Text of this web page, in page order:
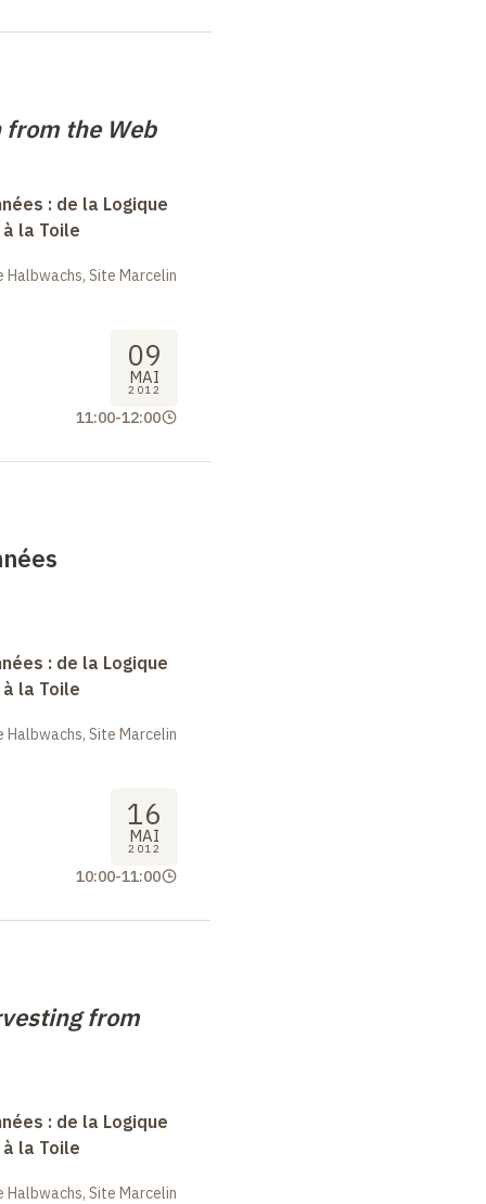
the Web
: de la Logique
la Toile
Site Marcelin
09
MAI
2012
11:00-12:00
: de la Logique
la Toile
Site Marcelin
16
MAI
2012
10:00-11:00
from
: de la Logique
la Toile
Site Marcelin